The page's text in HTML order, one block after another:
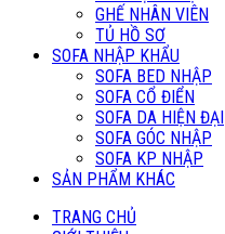
GHẾ NHÂN VIÊN
TỦ HỒ SƠ
SOFA NHẬP KHẨU
SOFA BED NHẬP
SOFA CỔ ĐIỂN
SOFA DA HIỆN ĐẠI
SOFA GÓC NHẬP
SOFA KP NHẬP
SẢN PHẨM KHÁC
TRANG CHỦ